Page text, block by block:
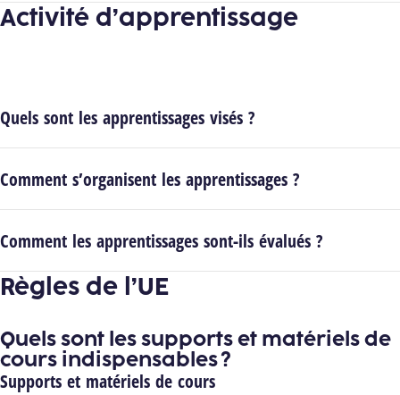
Activité d’apprentissage
Quels sont les apprentissages visés ?
Comment s’organisent les apprentissages ?
Comment les apprentissages sont-ils évalués ?
Règles de l’UE
Quels sont les supports et matériels de
cours indispensables ?
Supports et matériels de cours